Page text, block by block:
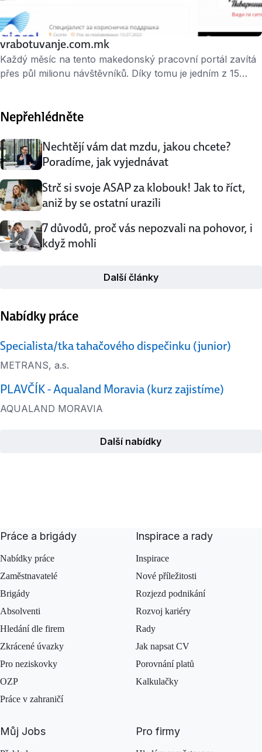
vrabotuvanje.com.mk
Každý měsíc na tento makedonský pracovní portál zavítá
přes půl milionu návštěvníků. Díky tomu je jedním z 15
součástí nadnárodní skupiny Alma Media.
Nepřehlédněte
Nechtějí vám dat mzdu, jakou chcete?
Poradíme, jak vyjednávat
Strč si svoje ASAP za klobouk! Jak to říct,
aniž by se ostatní urazili
7 důvodů, proč vás nepozvali na pohovor, i
když mohli
Další články
Nabídky práce
Specialista/tka tahačového dispečinku (junior)
METRANS, a.s.
PLAVČÍK - Aqualand Moravia (kurz zajistíme)
AQUALAND MORAVIA
Další nabídky
Práce a brigády
Nabídky práce
Zaměstnavatelé
Brigády
Absolventi
Hledání dle firem
Zkrácené úvazky
Pro neziskovky
OZP
Práce v zahraničí
Inspirace a rady
Inspirace
Nové příležitosti
Rozjezd podnikání
Rozvoj kariéry
Rady
Jak napsat CV
Porovnání platů
Kalkulačky
Můj Jobs Pro firmy